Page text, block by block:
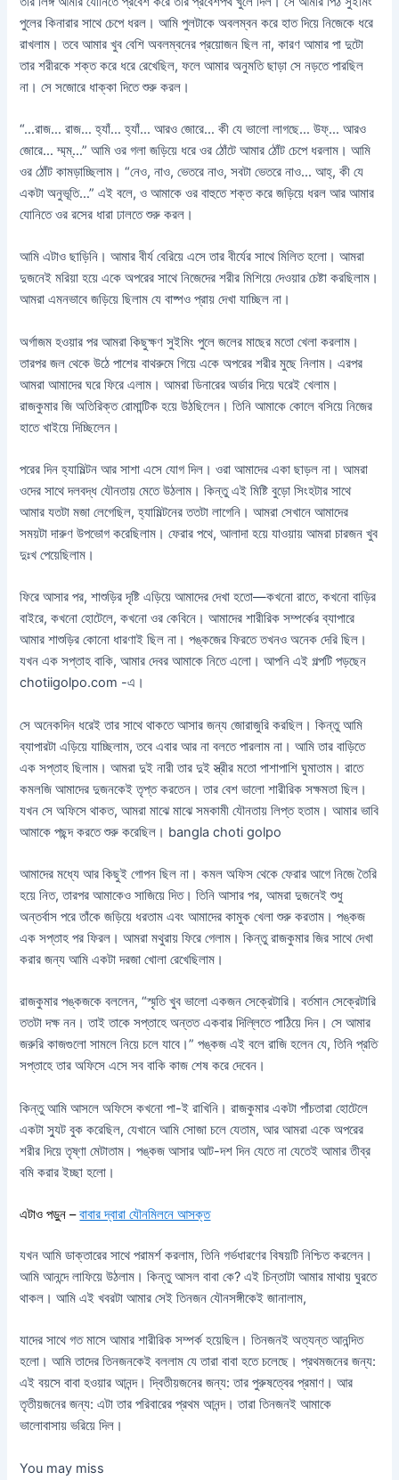
পুলের কিনারার সাথে চেপে ধরল। আমি পুলটাকে অবলম্বন করে হাত দিয়ে নিজেকে ধরে
রাখলাম। তবে আমার খুব বেশি অবলম্বনের প্রয়োজন ছিল না, কারণ আমার পা দুটো
তার শরীরকে শক্ত করে ধরে রেখেছিল, ফলে আমার অনুমতি ছাড়া সে নড়তে পারছিল
না। সে সজোরে ধাক্কা দিতে শুরু করল।
“…রাজ… রাজ… হ্যাঁ… হ্যাঁ… আরও জোরে… কী যে ভালো লাগছে… উফ্‌… আরও
জোরে… ম্ম্‌ম্…” আমি ওর গলা জড়িয়ে ধরে ওর ঠোঁটে আমার ঠোঁট চেপে ধরলাম। আমি
ওর ঠোঁট কামড়াচ্ছিলাম। “নেও, নাও, ভেতরে নাও, সবটা ভেতরে নাও… আহ্‌, কী যে
একটা অনুভূতি…” এই বলে, ও আমাকে ওর বাহুতে শক্ত করে জড়িয়ে ধরল আর আমার
যোনিতে ওর রসের ধারা ঢালতে শুরু করল।
আমি এটাও ছাড়িনি। আমার বীর্য বেরিয়ে এসে তার বীর্যের সাথে মিলিত হলো। আমরা
দুজনেই মরিয়া হয়ে একে অপরের সাথে নিজেদের শরীর মিশিয়ে দেওয়ার চেষ্টা করছিলাম।
আমরা এমনভাবে জড়িয়ে ছিলাম যে বাষ্পও প্রায় দেখা যাচ্ছিল না।
অর্গাজম হওয়ার পর আমরা কিছুক্ষণ সুইমিং পুলে জলের মাছের মতো খেলা করলাম।
তারপর জল থেকে উঠে পাশের বাথরুমে গিয়ে একে অপরের শরীর মুছে নিলাম। এরপর
আমরা আমাদের ঘরে ফিরে এলাম। আমরা ডিনারের অর্ডার দিয়ে ঘরেই খেলাম।
রাজকুমার জি অতিরিক্ত রোমান্টিক হয়ে উঠছিলেন। তিনি আমাকে কোলে বসিয়ে নিজের
হাতে খাইয়ে দিচ্ছিলেন।
পরের দিন হ্যামিল্টন আর সাশা এসে যোগ দিল। ওরা আমাদের একা ছাড়ল না। আমরা
ওদের সাথে দলবদ্ধ যৌনতায় মেতে উঠলাম। কিন্তু এই মিষ্টি বুড়ো সিংহটার সাথে
আমার যতটা মজা লেগেছিল, হ্যামিল্টনের ততটা লাগেনি। আমরা সেখানে আমাদের
সময়টা দারুণ উপভোগ করেছিলাম। ফেরার পথে, আলাদা হয়ে যাওয়ায় আমরা চারজন খুব
দুঃখ পেয়েছিলাম।
ফিরে আসার পর, শাশুড়ির দৃষ্টি এড়িয়ে আমাদের দেখা হতো—কখনো রাতে, কখনো বাড়ির
বাইরে, কখনো হোটেলে, কখনো ওর কেবিনে। আমাদের শারীরিক সম্পর্কের ব্যাপারে
আমার শাশুড়ির কোনো ধারণাই ছিল না। পঙ্কজের ফিরতে তখনও অনেক দেরি ছিল।
যখন এক সপ্তাহ বাকি, আমার দেবর আমাকে নিতে এলো। আপনি এই গল্পটি পড়ছেন
chotiigolpo.com -এ।
সে অনেকদিন ধরেই তার সাথে থাকতে আসার জন্য জোরাজুরি করছিল। কিন্তু আমি
ব্যাপারটা এড়িয়ে যাচ্ছিলাম, তবে এবার আর না বলতে পারলাম না। আমি তার বাড়িতে
এক সপ্তাহ ছিলাম। আমরা দুই নারী তার দুই স্ত্রীর মতো পাশাপাশি ঘুমাতাম। রাতে
কমলজি আমাদের দুজনকেই তৃপ্ত করতেন। তার বেশ ভালো শারীরিক সক্ষমতা ছিল।
যখন সে অফিসে থাকত, আমরা মাঝে মাঝে সমকামী যৌনতায় লিপ্ত হতাম। আমার ভাবি
আমাকে পছন্দ করতে শুরু করেছিল। bangla choti golpo
আমাদের মধ্যে আর কিছুই গোপন ছিল না। কমল অফিস থেকে ফেরার আগে নিজে তৈরি
হয়ে নিত, তারপর আমাকেও সাজিয়ে দিত। তিনি আসার পর, আমরা দুজনেই শুধু
অন্তর্বাস পরে তাঁকে জড়িয়ে ধরতাম এবং আমাদের কামুক খেলা শুরু করতাম। পঙ্কজ
এক সপ্তাহ পর ফিরল। আমরা মথুরায় ফিরে গেলাম। কিন্তু রাজকুমার জির সাথে দেখা
করার জন্য আমি একটা দরজা খোলা রেখেছিলাম।
রাজকুমার পঙ্কজকে বললেন, “স্মৃতি খুব ভালো একজন সেক্রেটারি। বর্তমান সেক্রেটারি
ততটা দক্ষ নন। তাই তাকে সপ্তাহে অন্তত একবার দিল্লিতে পাঠিয়ে দিন। সে আমার
জরুরি কাজগুলো সামলে নিয়ে চলে যাবে।” পঙ্কজ এই বলে রাজি হলেন যে, তিনি প্রতি
সপ্তাহে তার অফিসে এসে সব বাকি কাজ শেষ করে দেবেন।
কিন্তু আমি আসলে অফিসে কখনো পা-ই রাখিনি। রাজকুমার একটা পাঁচতারা হোটেলে
একটা স্যুট বুক করেছিল, যেখানে আমি সোজা চলে যেতাম, আর আমরা একে অপরের
শরীর দিয়ে তৃষ্ণা মেটাতাম। পঙ্কজ আসার আট-দশ দিন যেতে না যেতেই আমার তীব্র
বমি করার ইচ্ছা হলো।
এটাও পড়ুন – বাবার দ্বারা যৌনমিলনে আসক্ত
যখন আমি ডাক্তারের সাথে পরামর্শ করলাম, তিনি গর্ভধারণের বিষয়টি নিশ্চিত করলেন।
আমি আনন্দে লাফিয়ে উঠলাম। কিন্তু আসল বাবা কে? এই চিন্তাটা আমার মাথায় ঘুরতে
থাকল। আমি এই খবরটা আমার সেই তিনজন যৌনসঙ্গীকেই জানালাম,
যাদের সাথে গত মাসে আমার শারীরিক সম্পর্ক হয়েছিল। তিনজনই অত্যন্ত আনন্দিত
হলো। আমি তাদের তিনজনকেই বললাম যে তারা বাবা হতে চলেছে। প্রথমজনের জন্য:
এই বয়সে বাবা হওয়ার আনন্দ। দ্বিতীয়জনের জন্য: তার পুরুষত্বের প্রমাণ। আর
তৃতীয়জনের জন্য: এটা তার পরিবারের প্রথম আনন্দ। তারা তিনজনই আমাকে
ভালোবাসায় ভরিয়ে দিল।
You may miss